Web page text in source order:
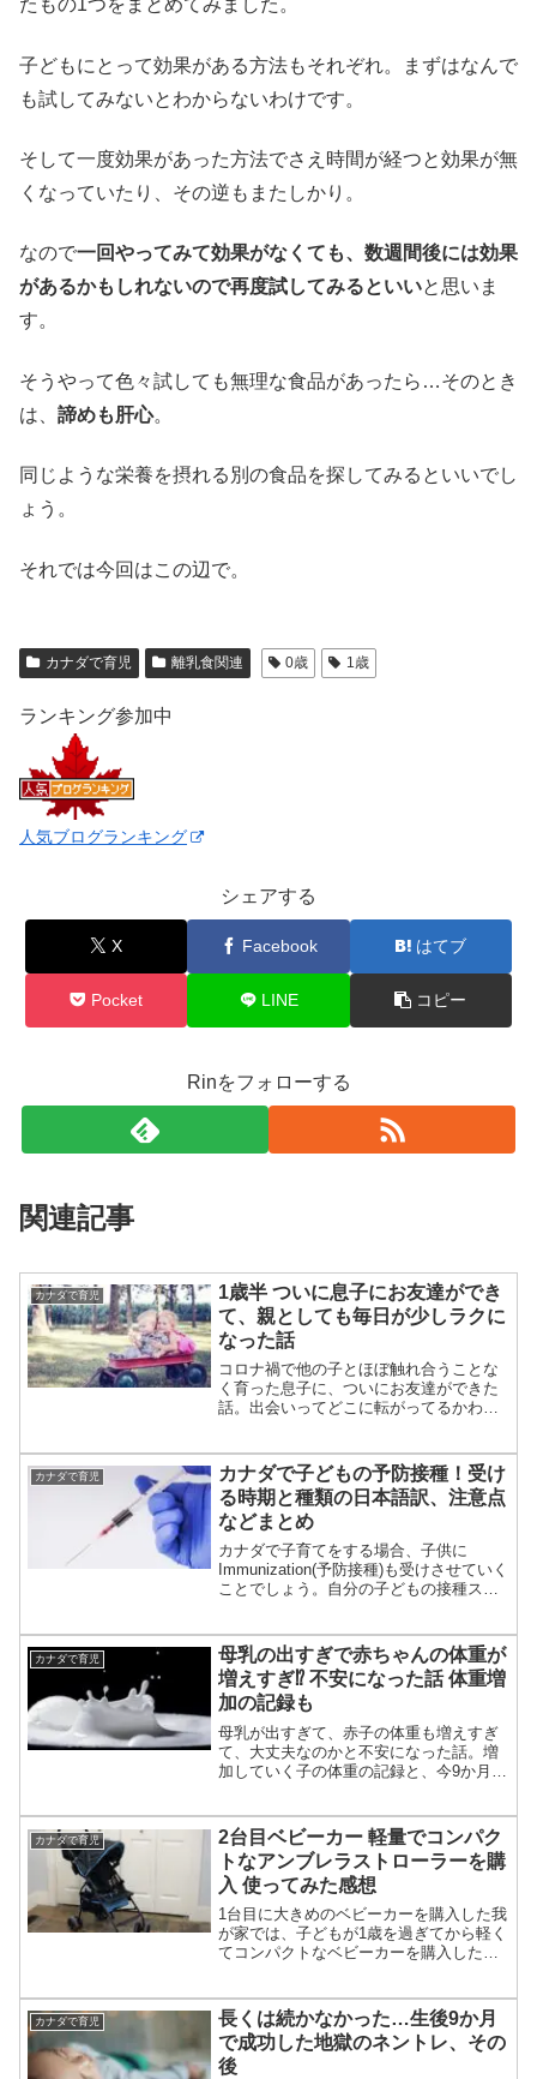
たもの1つをまとめてみました。
子どもにとって効果がある方法もそれぞれ。まずはなんで
も試してみないとわからないわけです。
そして一度効果があった方法でさえ時間が経つと効果が無
くなっていたり、その逆もまたしかり。
なので一回やってみて効果がなくても、数週間後には効果
があるかもしれないので再度試してみるといいと思いま
す。
そうやって色々試しても無理な食品があったら…そのとき
は、 諦めも肝心。
同じような栄養を摂れる別の食品を探してみるといいでし
ょう。
それでは今回はこの辺で。
カナダで育児 離乳食関連 0歳 1歳
ランキング参加中
人気ブログランキング
シェアする
X Facebook はてブ
Pocket LINE コピー
Rinをフォローする
関連記事
カナダで育児
1歳半 ついに息子にお友達ができ
て、親としても毎日が少しラクに
なった話
コロナ禍で他の子とほぼ触れ合うことな
く育った息子に、ついにお友達ができた
話。出会いってどこに転がってるかわか
カナダで育児
カナダで子どもの予防接種！受け
る時期と種類の日本語訳、注意点
などまとめ
カナダで子育てをする場合、子供に
Immunization(予防接種)も受けさせていく
ことでしょう。自分の子どもの接種スケ
それぞれの病気の詳細についても日本語
のリンクを貼っています。
カナダで育児
母乳の出すぎで赤ちゃんの体重が
増えすぎ⁉ 不安になった話 体重増
加の記録も
母乳が出すぎて、赤子の体重も増えすぎ
て、大丈夫なのかと不安になった話。増
加していく子の体重の記録と、今9か月で
カナダで育児
2台目ベビーカー 軽量でコンパク
トなアンブレラストローラーを購
入 使ってみた感想
1台目に大きめのベビーカーを購入した我
が家では、子どもが1歳を過ぎてから軽く
てコンパクトなベビーカーを購入したい
ンパクトタイプベビーカーのレビューで
す。1台目と比較しながら、どんな人にお
すすめかなども書いてます。
カナダで育児
長くは続かなかった…生後9か月
で成功した地獄のネントレ、その
後